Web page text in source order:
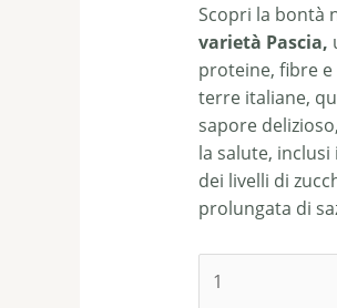
Scopri la bontà
varietà Pascia,
proteine, fibre
terre italiane,
sapore
la salute,
dei livelli di
prolungata di